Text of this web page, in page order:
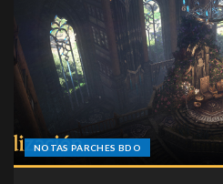
NOTAS PARCHES BDO